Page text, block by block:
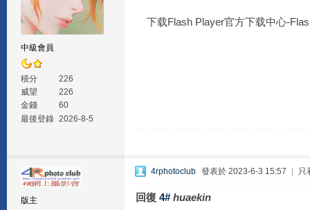
中級會員
積分
226
威望
226
金錢
60
最後登錄 2026-8-5
下载Flash Player官方下载中心-
版主
4rphotoclub 發表於 2023-6-3 15:57 只
回復 4# huaekin